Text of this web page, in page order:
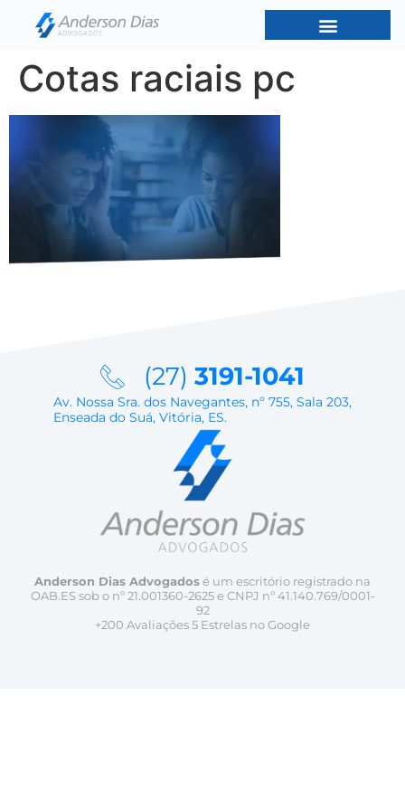
Cotas raciais pc
(27) 3191-1041
Av. Nossa Sra. dos Navegantes, nº 755, Sala 203,
Enseada do Suá, Vitória, ES.
Anderson Dias Advogados é um escritório registrado na
OAB.ES sob o nº 21.001360-2625 e CNPJ nº 41.140.769/0001-
92
+200 Avaliações 5 Estrelas no Google